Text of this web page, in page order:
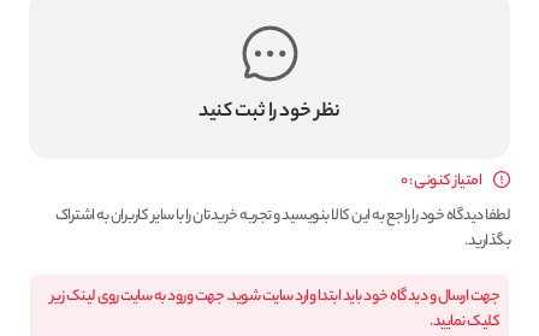
نظر خود را ثبت کنید
امتیاز کنونی : 0
لطفا دیدگاه خود را راجع به این کالا بنویسید و تجربه خریدتان را با سایر کاربران به اشتراک
بگذارید.
جهت ارسال و دیدگاه خود باید ابتدا وارد سایت شوید. جهت ورود به سایت روی لینک زیر
کلیک نمایید.